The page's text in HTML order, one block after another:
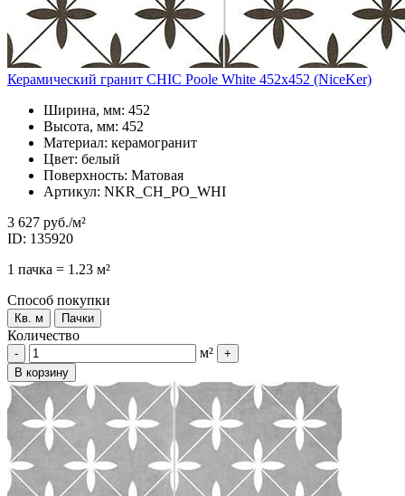
Керамический гранит CHIC Poole White 452x452 (NiceKer)
Ширина, мм: 452
Высота, мм: 452
Материал: керамогранит
Цвет: белый
Поверхность: Матовая
Артикул: NKR_CH_PO_WHI
3 627 руб./м²
ID: 135920
1 пачка = 1.23 м²
Способ покупки
Кв. м Пачки
Количество
- м²
+
В корзину